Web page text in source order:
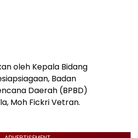
oleh Kepala Bidang
Badan
Daerah (BPBD)
Moh Fickri Vetran.